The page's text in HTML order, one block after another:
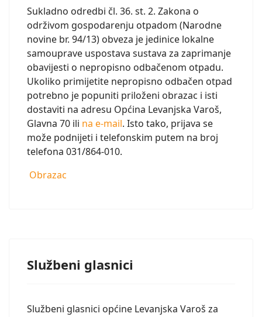
Sukladno odredbi čl. 36. st. 2. Zakona o
održivom gospodarenju otpadom (Narodne
novine br. 94/13) obveza je jedinice lokalne
samouprave uspostava sustava za zaprimanje
obavijesti o nepropisno odbačenom otpadu.
Ukoliko primijetite nepropisno odbačen otpad
potrebno je popuniti priloženi obrazac i isti
dostaviti na adresu Općina Levanjska Varoš,
Glavna 70 ili na e-mail. Isto tako, prijava se
može podnijeti i telefonskim putem na broj
telefona 031/864-010.
Obrazac
Službeni glasnici
Službeni glasnici općine Levanjska Varoš za